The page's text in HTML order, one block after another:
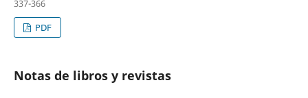
337-366
PDF
Notas de libros y revistas